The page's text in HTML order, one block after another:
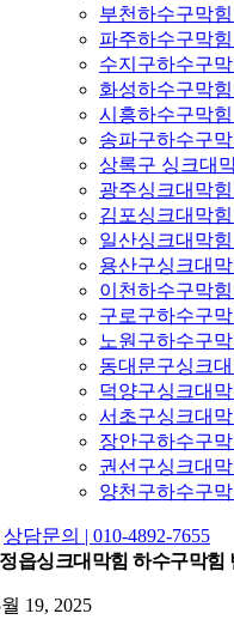
부천하수구막
파주하수구막
수지구하수구
화성하수구막
시흥하수구막
송파구하수구
상록구 싱크대
광주싱크대막
김포싱크대막
일산싱크대막
용산구싱크대
이천하수구막
구로구하수구
노원구하수구
동대문구싱크
덕양구싱크대
서초구싱크대
장안구하수구
권선구싱크대
양천구하수구
상담문의 | 010-4892-7655
정읍싱크대막힘 하수구막힘
19, 2025